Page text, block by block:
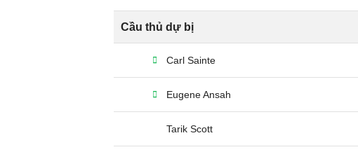
Cầu thủ dự bị
Carl Sainte
Eugene Ansah
Tarik Scott